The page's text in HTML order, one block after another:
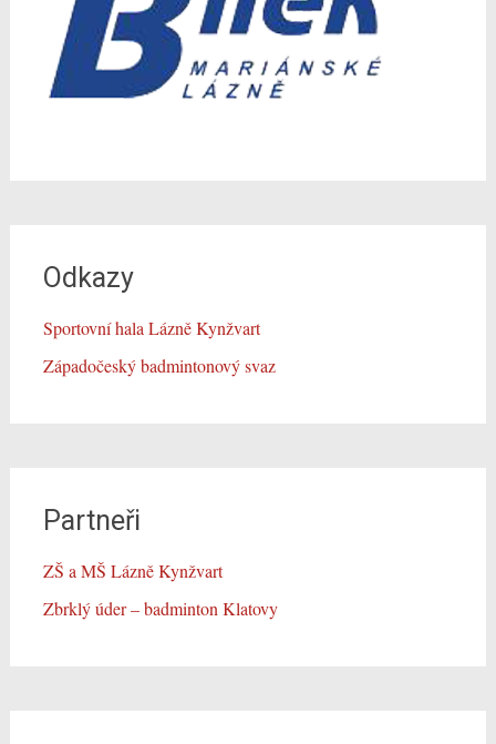
Odkazy
Sportovní hala Lázně Kynžvart
Západočeský badmintonový svaz
Partneři
ZŠ a MŠ Lázně Kynžvart
Zbrklý úder – badminton Klatovy